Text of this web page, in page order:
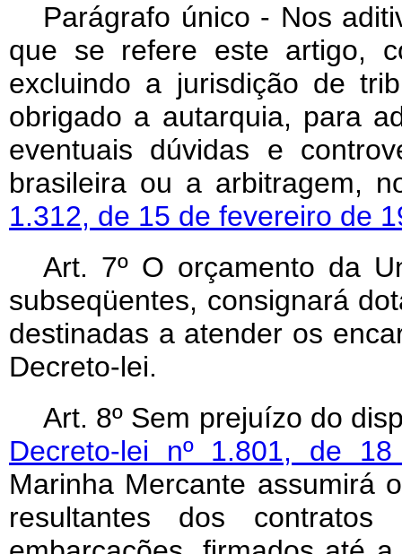
Parágrafo único - Nos
que se refere este artigo,
excluindo a jurisdição de
obrigado a autarquia, para
eventuais dúvidas e
brasileira ou a arbitragem,
1.312, de 15 de fevereiro de
Art. 7º O orçamento da
subseqüentes, consignará
destinadas a atender os
Decreto-lei.
Art. 8º Sem prejuízo do
Decreto-lei nº 1.801, de
Marinha Mercante assumirá
resultantes dos